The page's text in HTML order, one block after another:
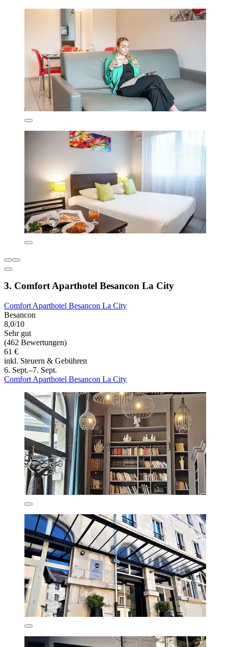
3. Comfort Aparthotel Besancon La City
Comfort Aparthotel Besancon La City
Besancon
8,0/10
Sehr gut
(462 Bewertungen)
61 €
inkl. Steuern & Gebühren
6. Sept.–7. Sept.
Comfort Aparthotel Besancon La City